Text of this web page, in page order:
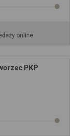
online.
PKP